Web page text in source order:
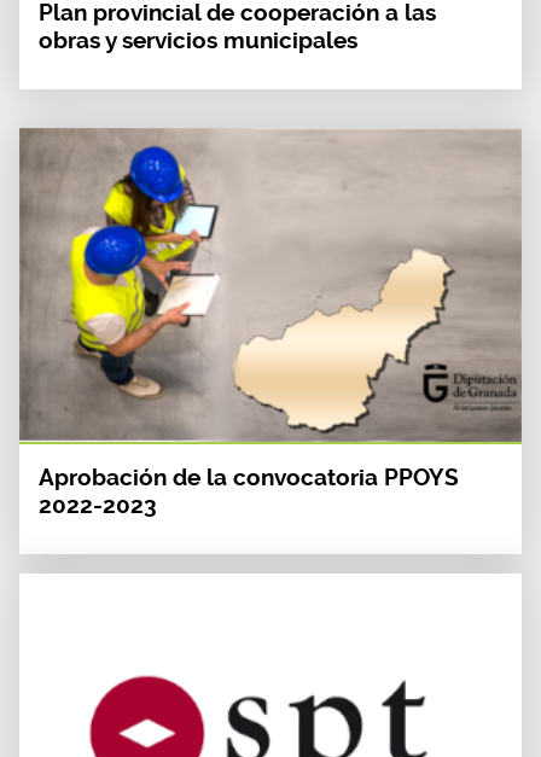
Plan provincial de cooperación a las
obras y servicios municipales
Aprobación de la convocatoria PPOYS
2022-2023